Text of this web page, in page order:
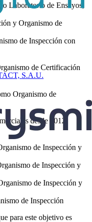
S.A.U.
Laboratorio de Ensayos,
y Organismo de
de Inspección con
de Certificación
Organismo de
desde 2012
de Inspección y
de Inspección y
de Inspección y
de Inspección
para este objetivo es